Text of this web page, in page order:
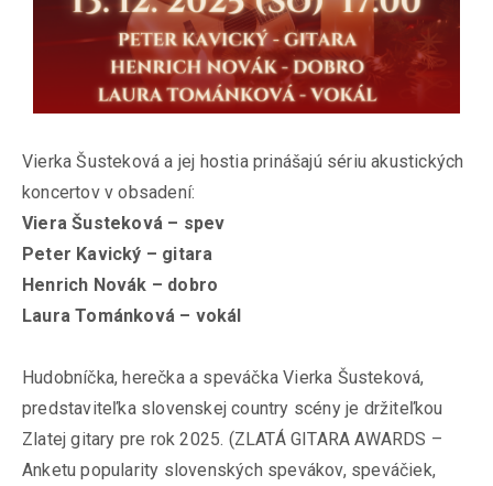
Vierka Šusteková a jej hostia prinášajú sériu akustických
koncertov v obsadení:
Viera Šusteková – spev
Peter Kavický – gitara
Henrich Novák – dobro
Laura Tománková – vokál
Hudobníčka, herečka a speváčka Vierka Šusteková,
predstaviteľka slovenskej country scény je držiteľkou
Zlatej gitary pre rok 2025. (ZLATÁ GITARA AWARDS –
Anketu popularity slovenských spevákov, speváčiek,